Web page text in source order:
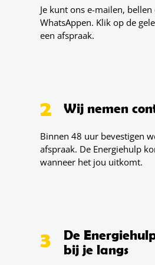
Je kunt ons e-mailen, bellen
WhatsAppen. Klik op de
een afspraak.
2 Wij nemen
Binnen 48 uur bevestigen
afspraak. De Energiehulp
wanneer het jou uitkomt.
3
De
bij je langs